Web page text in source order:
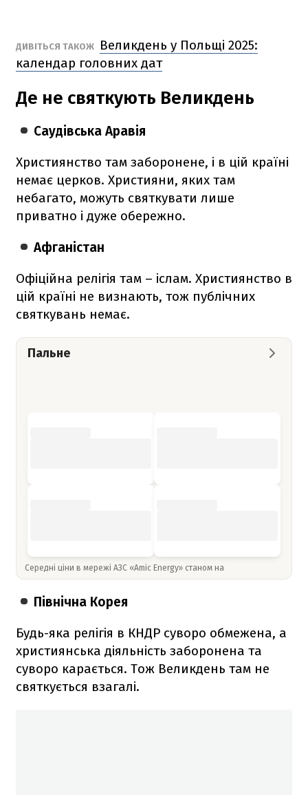
ДИВІТЬСЯ ТАКОЖ
Великдень у Польщі 2025:
календар головних дат
Де не святкують Великдень
Саудівська Аравія
Християнство там заборонене, і в цій країні
немає церков. Християни, яких там
небагато, можуть святкувати лише
приватно і дуже обережно.
Афганістан
Офіційна релігія там – іслам. Християнство в
цій країні не визнають, тож публічних
святкувань немає.
Пальне
Середні ціни в мережі АЗС «Amic Energy» станом на
Північна Корея
Будь-яка релігія в КНДР суворо обмежена, а
християнська діяльність заборонена та
суворо карається. Тож Великдень там не
святкується взагалі.